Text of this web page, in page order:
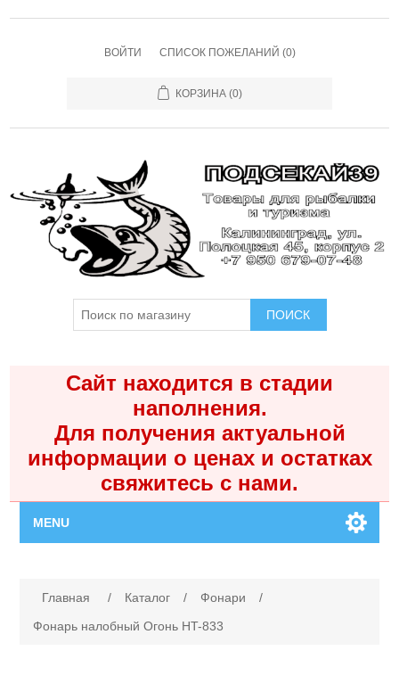
ВОЙТИ СПИСОК ПОЖЕЛАНИЙ (0)
КОРЗИНА (0)
ПОИСК
Сайт находится в стадии
наполнения.
Для получения актуальной
информации о ценах и остатках
свяжитесь с нами.
MENU
Каталог
Главная / Каталог / Фонари
/
Фонарь налобный Огонь HT-833